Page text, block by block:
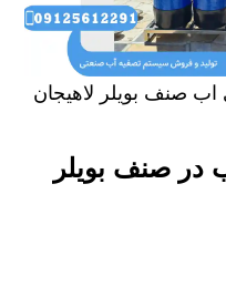
صنف بویلر لاهیجان
در صنف بویلر